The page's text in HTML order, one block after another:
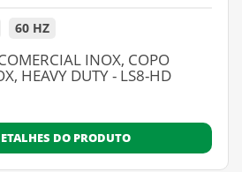
60 HZ
INOX, COPO
HEAVY DUTY - LS8-HD
DO PRODUTO